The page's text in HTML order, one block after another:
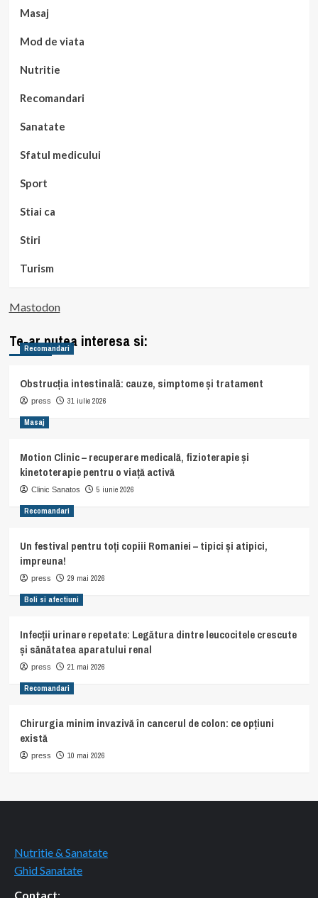
Masaj
Mod de viata
Nutritie
Recomandari
Sanatate
Sfatul medicului
Sport
Stiai ca
Stiri
Turism
Mastodon
Te-ar putea interesa si:
Recomandari
Obstrucția intestinală: cauze, simptome și tratament
press 31 iulie 2026
Masaj
Motion Clinic – recuperare medicală, fizioterapie și
kinetoterapie pentru o viață activă
Clinic Sanatos 5 iunie 2026
Recomandari
Un festival pentru toți copiii Romaniei – tipici și atipici,
impreuna!
press 29 mai 2026
Boli si afectiuni
Infecții urinare repetate: Legătura dintre leucocitele crescute
și sănătatea aparatului renal
press 21 mai 2026
Recomandari
Chirurgia minim invazivă în cancerul de colon: ce opțiuni
există
press 10 mai 2026
Nutritie & Sanatate
Ghid Sanatate
Contact: